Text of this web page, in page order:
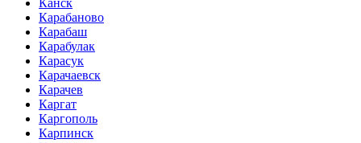
Канск
Карабаново
Карабаш
Карабулак
Карасук
Карачаевск
Карачев
Каргат
Каргополь
Карпинск